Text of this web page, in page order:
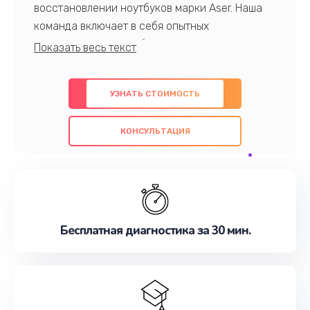
восстановлении ноутбуков марки Aser. Наша
команда включает в себя опытных
профессионалов с обширными знаниями и
предлагаем быстрый и качественный ремонт с
использованием оригинальных компонентов, а
также гарантируем качество всех
проведенных работ. Наша цель - предоставить
наилучшим образом. Не медлите записаться на
УЗНАТЬ СТОИМОСТЬ
КОНСУЛЬТАЦИЯ
Бесплатная диагностика за 30 мин.